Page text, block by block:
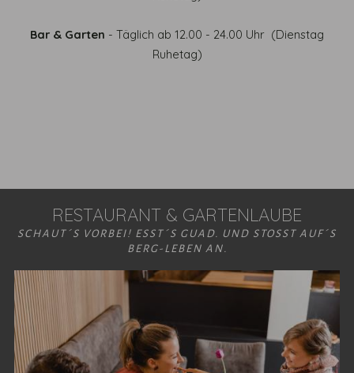
Bar & Garten - Täglich ab 12.00 - 24.00 Uhr (Dienstag
Ruhetag)
RESTAURANT & GARTENLAUBE
SCHAUT´S VORBEI! ESST´S GUAD. UND STOSST AUF´S
BERG-LEBEN AN.